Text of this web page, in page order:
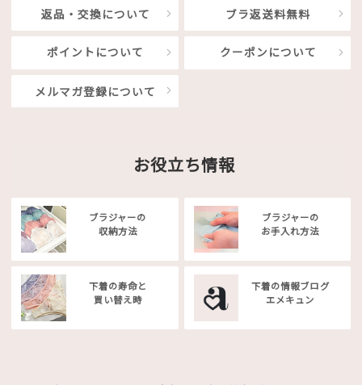
返品・交換について ブラ返送料無料
ポイントについて クーポンについて
メルマガ登録について
お役立ち情報
ブラジャーの
収納方法
ブラジャーの
お手入れ方法
下着の寿命と
買い替え時
下着の情報ブログ
エメキュン